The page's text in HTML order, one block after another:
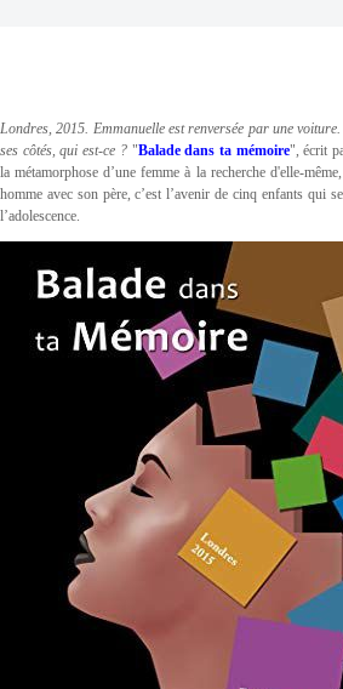
Londres, 2015. Emmanuelle est renversée par une
ses côtés, qui est-ce ?"Balade dans ta mémoire", écrit
la métamorphose d’une femme à la recherche d'elle-
homme avec son père, c’est l’avenir de cinq enfants qui
l’adolescence.